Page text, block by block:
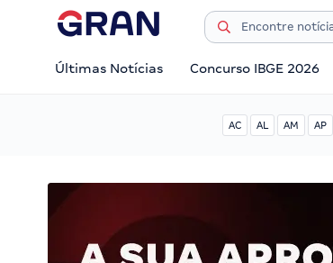
Últimas Notícias Concurso IBGE 2026
AC AL AM AP